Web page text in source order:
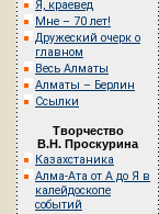
Я, краевед
Мне – 70 лет!
Дружеский очерк о
главном
Весь Алматы
Алматы – Берлин
Ссылки
Творчество
В.Н. Проскурина
Казахстаника
Алма-Ата от А до Я в
калейдоскопе
событий